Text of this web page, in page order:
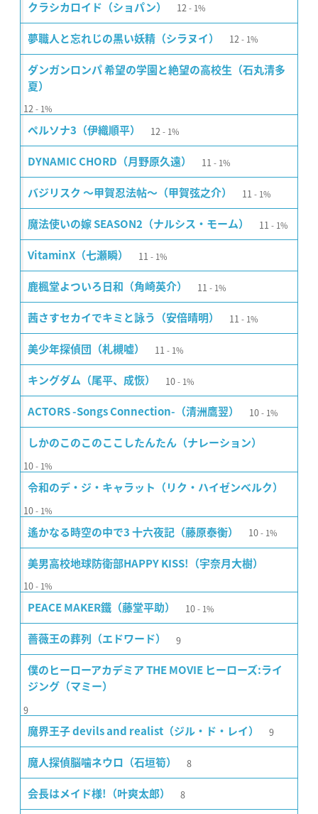
クラシカロイド（ショパン） 12 1%
夢職人と忘れじの黒い妖精（シラヌイ） 12 1%
ダンガンロンパ 希望の学園と絶望の高校生（石丸清多
夏）
12 1%
ペルソナ3（伊織順平） 12 1%
DYNAMIC CHORD（月野原久遠） 11 1%
バジリスク 〜甲賀忍法帖〜（甲賀弦之介） 11 1%
魔法使いの嫁 SEASON2（ナルシス・モーム） 11 1%
VitaminX（七瀬瞬） 11 1%
鹿楓堂よついろ日和（角崎英介） 11 1%
茜さすセカイでキミと詠う（安倍晴明） 11 1%
美少年探偵団（札槻嘘） 11 1%
キングダム（尾平、成恢） 10 1%
ACTORS -Songs Connection-（清洲鷹翌） 10 1%
しかのこのこのここしたんたん（ナレーション）
10 1%
令和のデ・ジ・キャラット（リク・ハイゼンベルク）
10 1%
遙かなる時空の中で3 十六夜記（藤原泰衡） 10 1%
美男高校地球防衛部HAPPY KISS!（宇奈月大樹）
10 1%
PEACE MAKER鐵（藤堂平助） 10 1%
薔薇王の葬列（エドワード） 9
僕のヒーローアカデミア THE MOVIE ヒーローズ:ライ
ジング（マミー）
9
魔界王子 devils and realist（ジル・ド・レイ） 9
魔人探偵脳噛ネウロ（石垣筍） 8
会長はメイド様!（叶爽太郎） 8